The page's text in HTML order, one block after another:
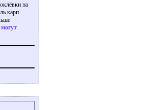
на
карп